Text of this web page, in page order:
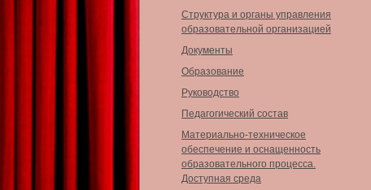
Структура и органы управления
образовательной организацией
Документы
Образование
Руководство
Педагогический состав
Материально-техническое
обеспечение и оснащенность
образовательного процесса.
Доступная среда